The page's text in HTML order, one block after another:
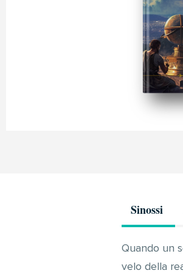
Sinossi
Quando un
velo della